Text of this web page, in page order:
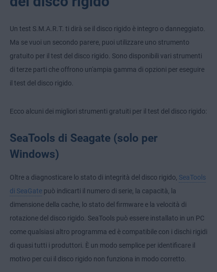
Un test S.M.A.R.T. ti dirà se il disco rigido è integro o danneggiato.
Ma se vuoi un secondo parere, puoi utilizzare uno strumento
gratuito per il test del disco rigido. Sono disponibili vari strumenti
di terze parti che offrono un'ampia gamma di opzioni per eseguire
il test del disco rigido.
Ecco alcuni dei migliori strumenti gratuiti per il test del disco rigido:
SeaTools di Seagate (solo per
Windows)
Oltre a diagnosticare lo stato di integrità del disco rigido, SeaTools
di SeaGate può indicarti il numero di serie, la capacità, la
dimensione della cache, lo stato del firmware e la velocità di
rotazione del disco rigido. SeaTools può essere installato in un PC
come qualsiasi altro programma ed è compatibile con i dischi rigidi
di quasi tutti i produttori. È un modo semplice per identificare il
motivo per cui il disco rigido non funziona in modo corretto.